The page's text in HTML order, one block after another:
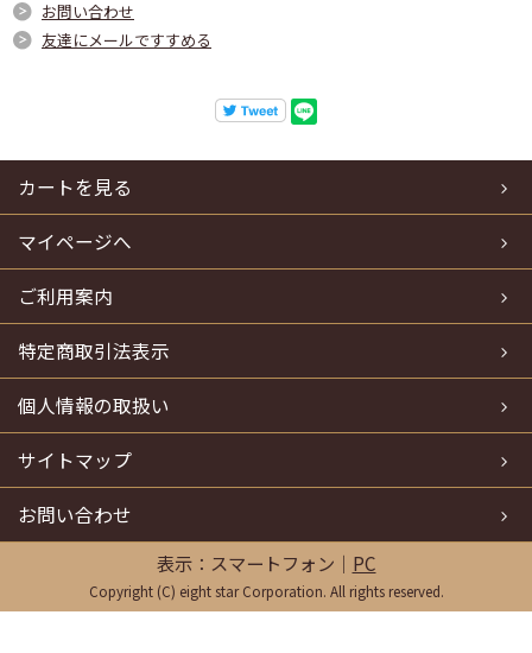
お問い合わせ
友達にメールですすめる
カートを見る
マイページへ
ご利用案内
特定商取引法表示
個人情報の取扱い
サイトマップ
お問い合わせ
表示：スマートフォン｜ PC
Copyright (C) eight star Corporation. All rights reserved.